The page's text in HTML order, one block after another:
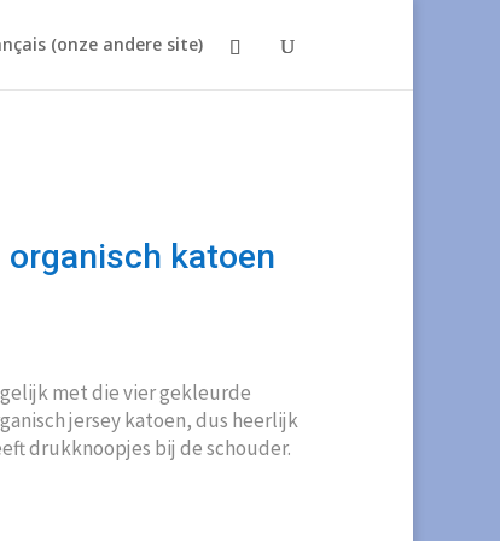
(onze andere site)
katoen
met die vier gekleurde
jersey katoen, dus heerlijk
drukknoopjes bij de schouder.